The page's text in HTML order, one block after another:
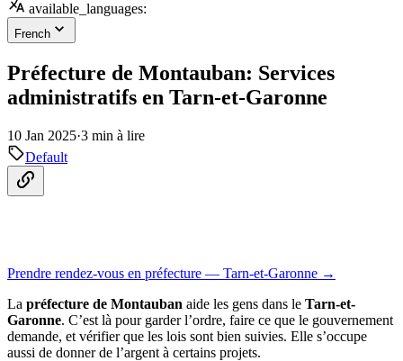
available_languages:
French
Préfecture de Montauban: Services
administratifs en Tarn-et-Garonne
10 Jan 2025·3 min à lire
Default
Prendre rendez-vous en préfecture — Tarn-et-Garonne →
La préfecture de Montauban aide les gens dans le Tarn-et-
Garonne. C’est là pour garder l’ordre, faire ce que le gouvernement
demande, et vérifier que les lois sont bien suivies. Elle s’occupe
aussi de donner de l’argent à certains projets.